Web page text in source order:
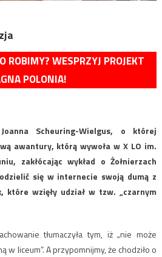
ROBIMY? WESPRZYJ PROJEKT
POLONIA!
Scheuring-Wielgus, o której
awantury, którą wywoła w X LO im.
zakłócając wykład o Żołnierzach
się w internecie swoją dumą z
które wzięły udział w tzw. „czarnym
tłumaczyła tym, iż „nie może
w liceum”. A przypomnijmy, że chodziło o